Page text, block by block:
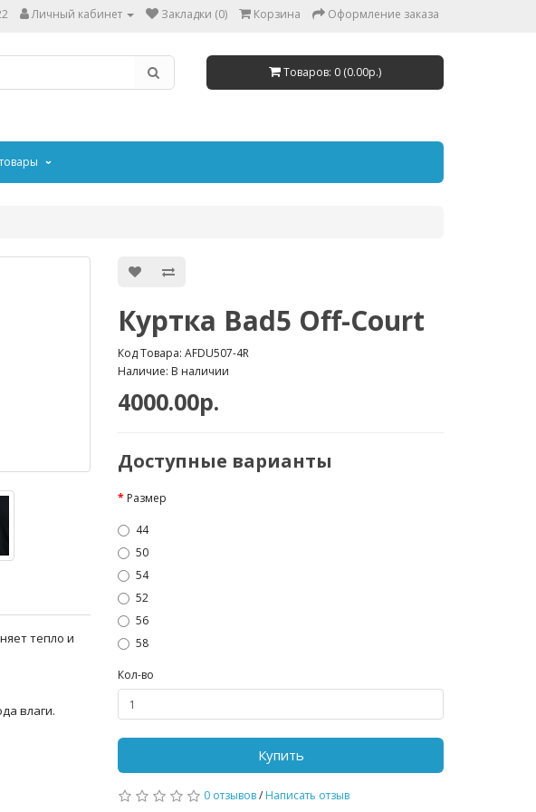
Личный кабинет Закладки (0) Корзина Оформление заказа
Товаров: 0 (0.00р.)
тепло и
влаги.
Куртка Bad5 Off-Court
Код Товара: AFDU507-4R
Наличие: В наличии
4000.00р.
Доступные варианты
Размер
44
50
54
52
56
58
Кол-во
Купить
0 отзывов/ Написать отзыв